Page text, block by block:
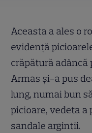
Aceasta a ales o
evidență
crăpătură adâncă
Armas și-a pus
lung, numai bun
picioare, vedeta a
sandale argintii.